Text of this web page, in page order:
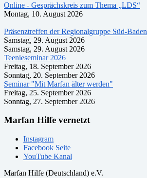
Online - Gesprächskreis zum Thema „LDS“
Montag, 10. August 2026
Präsenztreffen der Regionalgruppe Süd-Baden
Samstag, 29. August 2026
Samstag, 29. August 2026
Teenieseminar 2026
Freitag, 18. September 2026
Sonntag, 20. September 2026
Seminar "Mit Marfan älter werden"
Freitag, 25. September 2026
Sonntag, 27. September 2026
Marfan Hilfe vernetzt
Instagram
Facebook Seite
YouTube Kanal
Marfan Hilfe (Deutschland) e.V.